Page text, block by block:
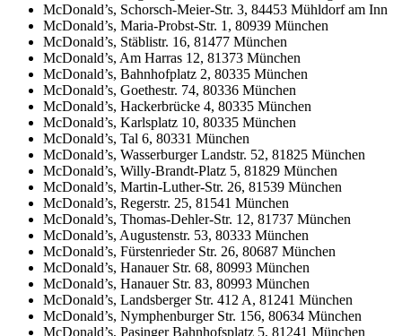
McDonald’s, Schorsch-Meier-Str. 3, 84453 Mühldorf am Inn
McDonald’s, Maria-Probst-Str. 1, 80939 München
McDonald’s, Stäblistr. 16, 81477 München
McDonald’s, Am Harras 12, 81373 München
McDonald’s, Bahnhofplatz 2, 80335 München
McDonald’s, Goethestr. 74, 80336 München
McDonald’s, Hackerbrücke 4, 80335 München
McDonald’s, Karlsplatz 10, 80335 München
McDonald’s, Tal 6, 80331 München
McDonald’s, Wasserburger Landstr. 52, 81825 München
McDonald’s, Willy-Brandt-Platz 5, 81829 München
McDonald’s, Martin-Luther-Str. 26, 81539 München
McDonald’s, Regerstr. 25, 81541 München
McDonald’s, Thomas-Dehler-Str. 12, 81737 München
McDonald’s, Augustenstr. 53, 80333 München
McDonald’s, Fürstenrieder Str. 26, 80687 München
McDonald’s, Hanauer Str. 68, 80993 München
McDonald’s, Hanauer Str. 83, 80993 München
McDonald’s, Landsberger Str. 412 A, 81241 München
McDonald’s, Nymphenburger Str. 156, 80634 München
McDonald’s, Pasinger Bahnhofsplatz 5, 81241 München